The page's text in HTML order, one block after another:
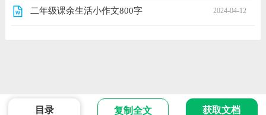
二年级课余生活小作文800字 2024-04-12
目录 复制全文 获取文档